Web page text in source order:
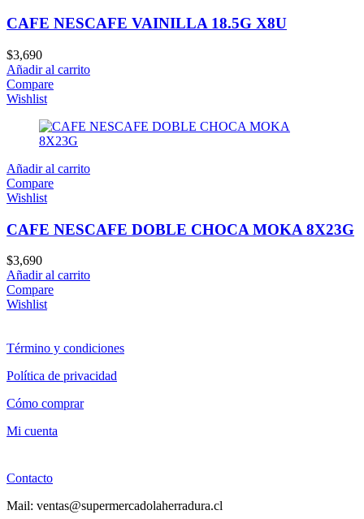
CAFE NESCAFE VAINILLA 18.5G X8U
$3,690
Añadir al carrito
Compare
Wishlist
Añadir al carrito
Compare
Wishlist
CAFE NESCAFE DOBLE CHOCA MOKA 8X23G
$3,690
Añadir al carrito
Compare
Wishlist
Término y condiciones
Política de privacidad
Cómo comprar
Mi cuenta
Contacto
Mail: ventas@supermercadolaherradura.cl